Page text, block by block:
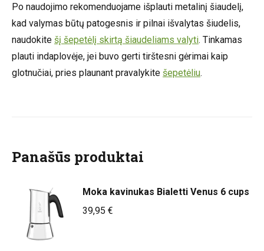
Po naudojimo rekomenduojame išplauti metalinį šiaudelį,
kad valymas būtų patogesnis ir pilnai išvalytas šiudelis,
naudokite šį šepetėlį skirtą šiaudeliams valyti. Tinkamas
plauti indaplovėje, jei buvo gerti tirštesni gėrimai kaip
glotnučiai, pries plaunant pravalykite šepetėliu.
Panašūs produktai
Moka kavinukas Bialetti Venus 6 cups
39,95 €